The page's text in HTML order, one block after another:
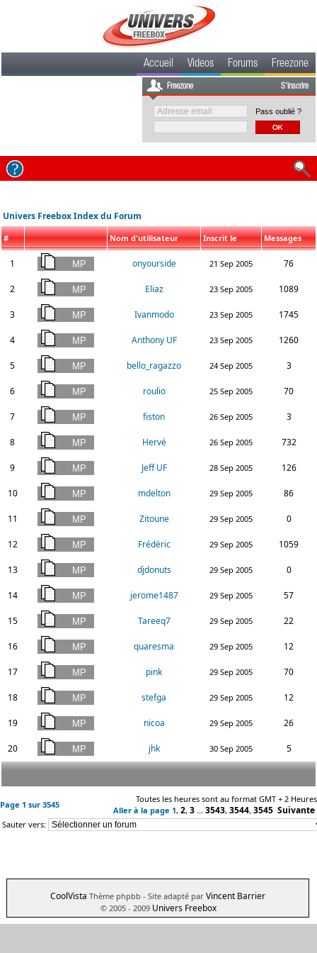
Accueil Videos Forums Freezone
Freezone S'inscrire
Pass oublié ?
Univers Freebox Index du Forum
# Nom d'utilisateur Inscrit le Messages
1 onyourside 21 Sep 2005 76
2 Eliaz 23 Sep 2005 1089
3 Ivanmodo 23 Sep 2005 1745
4 Anthony UF 23 Sep 2005 1260
5 bello_ragazzo 24 Sep 2005 3
6 roulio 25 Sep 2005 70
7 fiston 26 Sep 2005 3
8 Hervé 26 Sep 2005 732
9 Jeff UF 28 Sep 2005 126
10 mdelton 29 Sep 2005 86
11 Zitoune 29 Sep 2005 0
12 Frédéric 29 Sep 2005 1059
13 djdonuts 29 Sep 2005 0
14 jerome1487 29 Sep 2005 57
15 Tareeq7 29 Sep 2005 22
16 quaresma 29 Sep 2005 12
17 pink 29 Sep 2005 70
18 stefga 29 Sep 2005 12
19 nicoa 29 Sep 2005 26
20 jhk 30 Sep 2005 5
Page 1 sur 3545
Toutes les heures sont au format GMT + 2 Heures
Aller à la page 1, 2, 3 ... 3543, 3544, 3545 Suivante
Sauter vers:
CoolVista Thème phpbb - Site adapté par Vincent Barrier
© 2005 - 2009 Univers Freebox